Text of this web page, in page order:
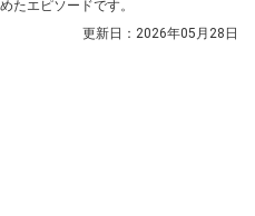
たエピソードです。
更新日： 2026年05月28日